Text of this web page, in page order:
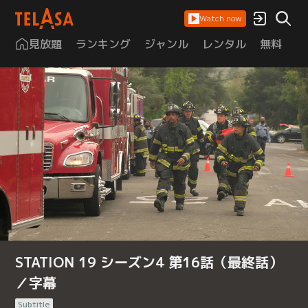
Watch now
見放題 ランキング ジャンル レンタル 無料
STATION 19 シーズン4 第16話（最終話）
／字幕
Subtitle